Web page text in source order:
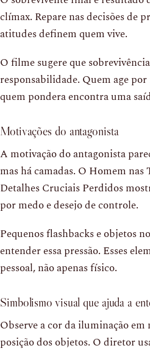
clímax. Repare nas decisões de
atitudes definem quem vive.
O filme sugere que
responsabilidade. Quem age
quem pondera encontra uma
Motivações do antagonista
A motivação do antagonista
mas há camadas. O Homem
Detalhes Cruciais Perdidos
por medo e desejo de controle.
Pequenos flashbacks e objetos
entender essa pressão. Esses
pessoal, não apenas físico.
Simbolismo visual que ajuda a
Observe a cor da iluminação em
posição dos objetos. O diretor